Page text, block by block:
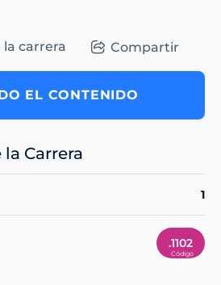
la carrera Compartir
EL CONTENIDO
Carrera
1
.1102